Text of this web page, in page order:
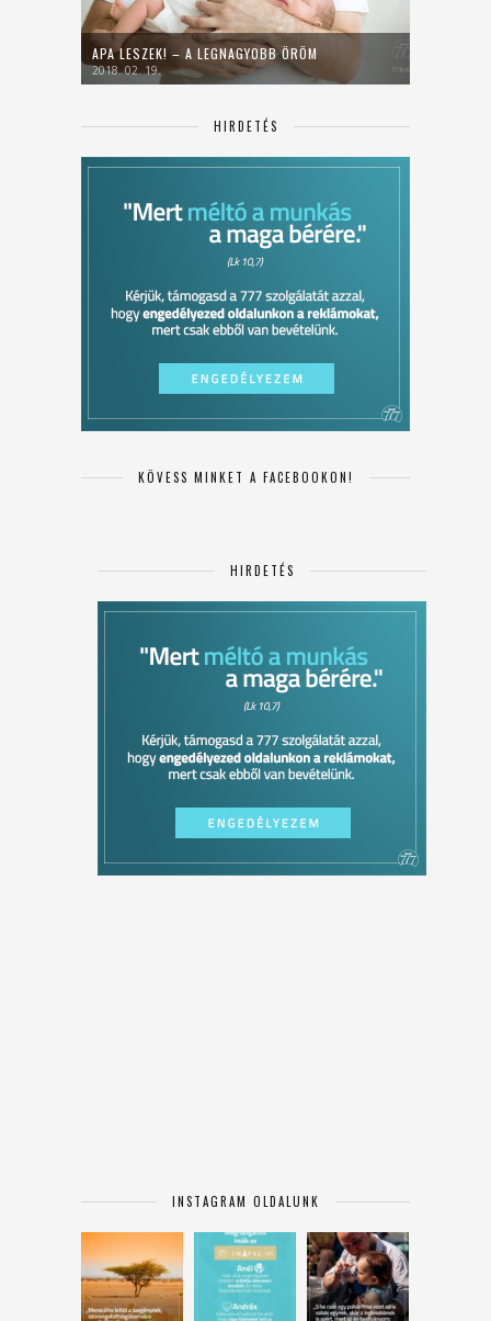
APA LESZEK! – A LEGNAGYOBB ÖRÖM
2018. 02. 19.
HIRDETÉS
KÖVESS MINKET A FACEBOOKON!
HIRDETÉS
INSTAGRAM OLDALUNK